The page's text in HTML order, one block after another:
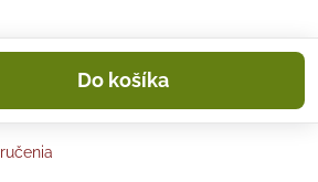
Do košíka